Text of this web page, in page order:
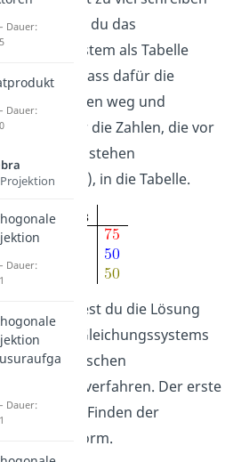
kannst du das
als Tabelle
Lass dafür die
Variablennamen weg und
nur die Zahlen, die vor
den Variablen stehen
in die Tabelle.
Jetzt berechnest du die Lösung
linearen Gleichungssystems
dem gaußschen
Der erste
ist das Finden der
Zeilenstufenform.
Dauer:
Dauer:
Dauer:
Dauer: